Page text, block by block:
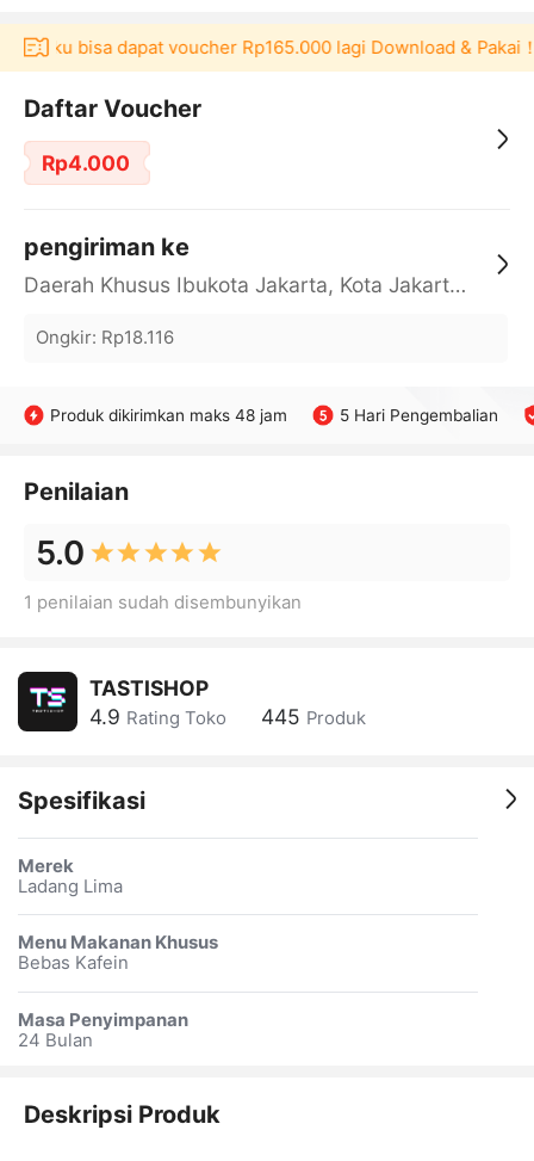
bisa dapat voucher Rp165.000 lagi Download & Pakai！
Daftar Voucher
Rp4.000
pengiriman ke
Daerah Khusus Ibukota Jakarta, Kota Jakarta Barat, Cengkareng, yy
Ongkir: Rp18.116
Produk dikirimkan maks 48 jam 5 Hari Pengembalian
Penilaian
5.0
1 penilaian sudah disembunyikan
TASTISHOP
4.9 Rating Toko 445 Produk
Spesifikasi
Merek
Ladang Lima
Menu Makanan Khusus
Bebas Kafein
Masa Penyimpanan
24 Bulan
Deskripsi Produk